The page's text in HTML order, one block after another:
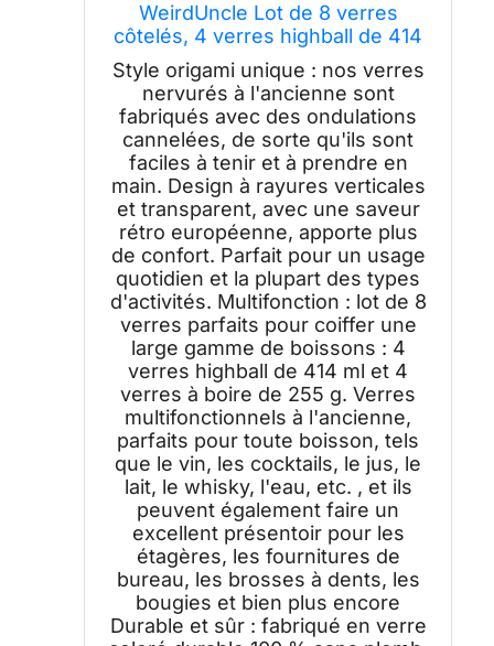
WeirdUncle Lot de 8 verres
côtelés, 4 verres highball de 414
ml et 4 verres à boire de 255,1 g,
transparents, style origami,
design cannelé, pour lait, eau,
cocktail, jus, bière, brosse à
dents,
Style origami unique : nos verres
nervurés à l'ancienne sont
fabriqués avec des ondulations
cannelées, de sorte qu'ils sont
faciles à tenir et à prendre en
main. Design à rayures verticales
et transparent, avec une saveur
rétro européenne, apporte plus
de confort. Parfait pour un usage
quotidien et la plupart des types
d'activités. Multifonction : lot de 8
verres parfaits pour coiffer une
large gamme de boissons : 4
verres highball de 414 ml et 4
verres à boire de 255 g. Verres
multifonctionnels à l'ancienne,
parfaits pour toute boisson, tels
que le vin, les cocktails, le jus, le
lait, le whisky, l'eau, etc. , et ils
peuvent également faire un
excellent présentoir pour les
étagères, les fournitures de
bureau, les brosses à dents, les
bougies et bien plus encore
Durable et sûr : fabriqué en verre